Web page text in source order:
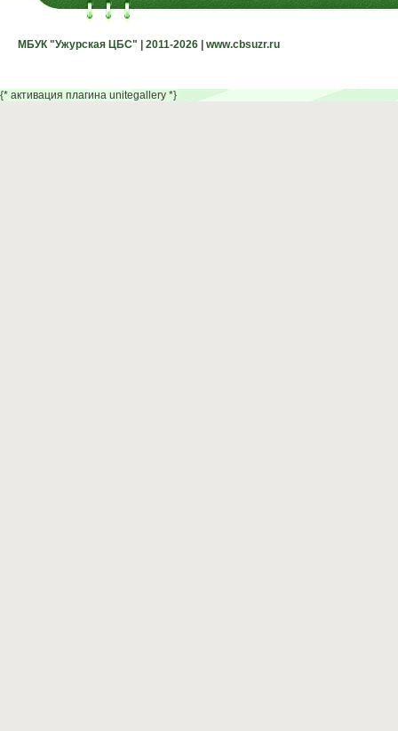
МБУК "Ужурская ЦБС" | 2011-2026 | www.cbsuzr.ru
МБУК "Ужурская ЦБС" | 2011-2026 | www.cbsuzr.ru
{* активация плагина unitegallery *}